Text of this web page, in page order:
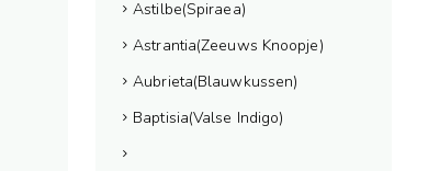
Astilbe(Spiraea)
Astrantia(Zeeuws Knoopje)
Aubrieta(Blauwkussen)
Baptisia(Valse Indigo)